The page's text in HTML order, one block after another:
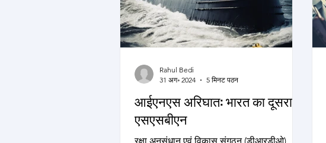
आईएनएस अरिघात: भारत का दूसरा
एसएसबीएन
Rahul Bedi
31 अग॰ 2024
5 मिनट पठन